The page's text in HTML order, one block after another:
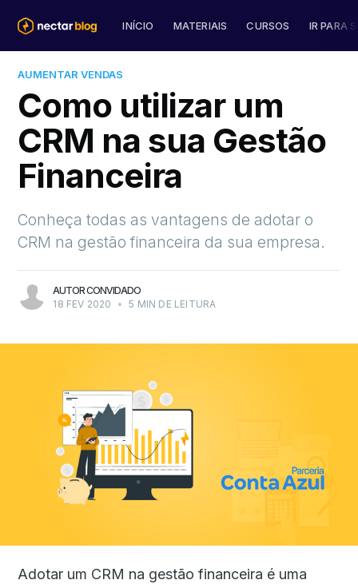
INÍCIO MATERIAIS CURSOS IR PARA
AUMENTAR VENDAS
Como utilizar um
CRM na sua Gestão
Financeira
Conheça todas as vantagens de adotar o
CRM na gestão financeira da sua empresa.
AUTOR CONVIDADO
18 FEV 2020
• 5 MIN DE LEITURA
Adotar um CRM na gestão financeira é uma